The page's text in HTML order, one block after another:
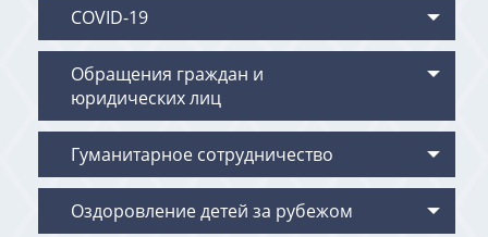
COVID-19
Обращения граждан и
юридических лиц
Гуманитарное сотрудничество
Оздоровление детей за рубежом